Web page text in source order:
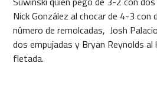
Nick González al chocar de 4-3 con
número de remolcadas, Josh
dos empujadas y Bryan Reynolds
fletada.